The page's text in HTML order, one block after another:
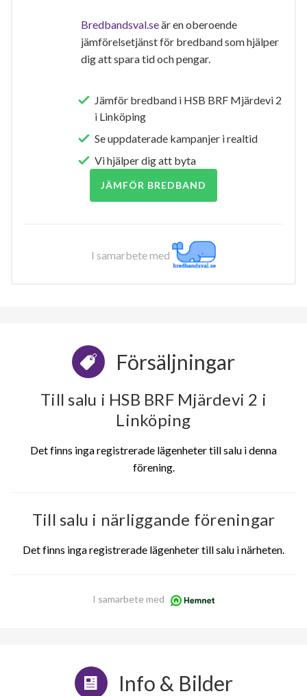
Bredbandsval.seär en oberoende
jämförelsetjänst för bredband som hjälper
dig att spara tid och pengar.
Jämför bredband i HSB BRF Mjärdevi 2
i Linköping
Se uppdaterade kampanjer i realtid
Vi hjälper dig att byta
JÄMFÖR BREDBAND
I samarbete med
Försäljningar
Till salu i HSB BRF Mjärdevi 2 i
Linköping
Det finns inga registrerade lägenheter till salu i denna
förening.
Till salu i närliggande föreningar
Det finns inga registrerade lägenheter till salu i närheten.
I samarbete med
Info & Bilder